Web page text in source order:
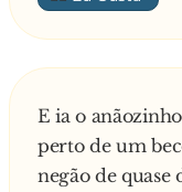
fácil fico freguês!
O homem
garçom grita:
O homem
— f**...-se!
— Sim,
— E este aqui
E ia o
perto de um
negão de quase